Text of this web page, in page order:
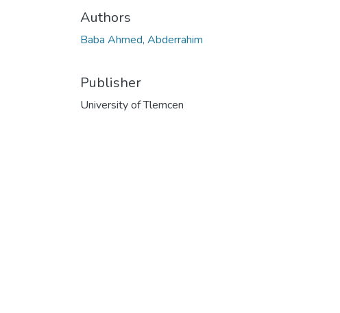
Authors
Baba Ahmed, Abderrahim
Publisher
University of Tlemcen